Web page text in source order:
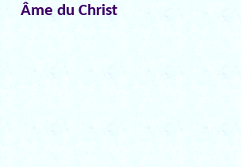
Âme du Christ